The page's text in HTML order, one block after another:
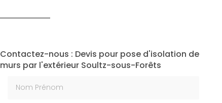
Contactez-nous : Devis pour pose d'isolation de
murs par l'extérieur Soultz-sous-Forêts